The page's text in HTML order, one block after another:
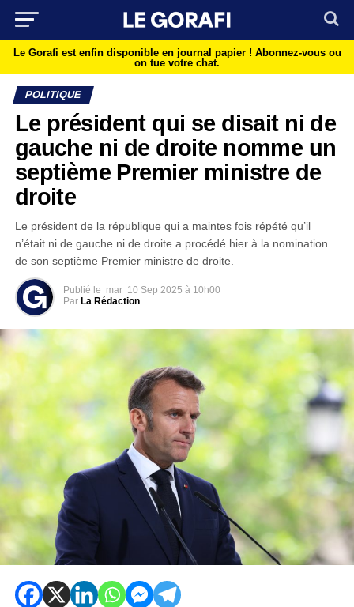
Le Gorafi est enfin disponible en journal papier ! Abonnez-vous ou
on tue votre chat.
POLITIQUE
Le président qui se disait ni de
gauche ni de droite nomme un
septième Premier ministre de
droite
Le président de la république qui a maintes fois répété qu’il
n’était ni de gauche ni de droite a procédé hier à la nomination
de son septième Premier ministre de droite.
Publié le mar 10 Sep 2025 à 10h00
Par La Rédaction